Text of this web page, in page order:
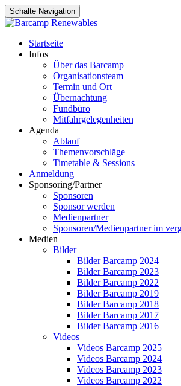
Schalte Navigation
Zum
Inhalt
Startseite
Infos
Über das Barcamp
Organisationsteam
Termin und Ort
Übernachtung
Fundbüro
Mitfahrgelegenheiten
Agenda
Ablauf
Themenvorschläge
Timetable & Sessions
Anmeldung
Sponsoring/Partner
Sponsoren
Sponsor werden
Medienpartner
Sponsoren/Medienpartner im
Medien
Bilder
Bilder Barcamp 2024
Bilder Barcamp 2023
Bilder Barcamp 2022
Bilder Barcamp 2019
Bilder Barcamp 2018
Bilder Barcamp 2017
Bilder Barcamp 2016
Videos
Videos Barcamp 2025
Videos Barcamp 2024
Videos Barcamp 2023
Videos Barcamp 2022